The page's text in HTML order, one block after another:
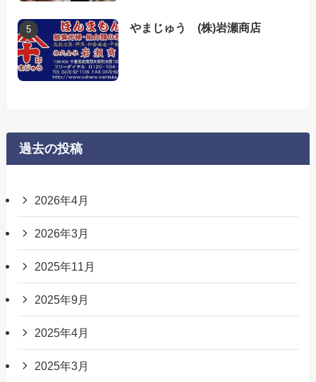
やまじゅう (株)岩瀬商店
過去の投稿
2026年4月
2026年3月
2025年11月
2025年9月
2025年4月
2025年3月